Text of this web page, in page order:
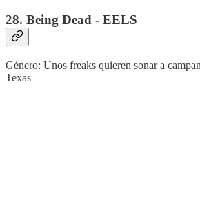
28. Being Dead - EELS
Género: Unos freaks quieren sonar a
Texas